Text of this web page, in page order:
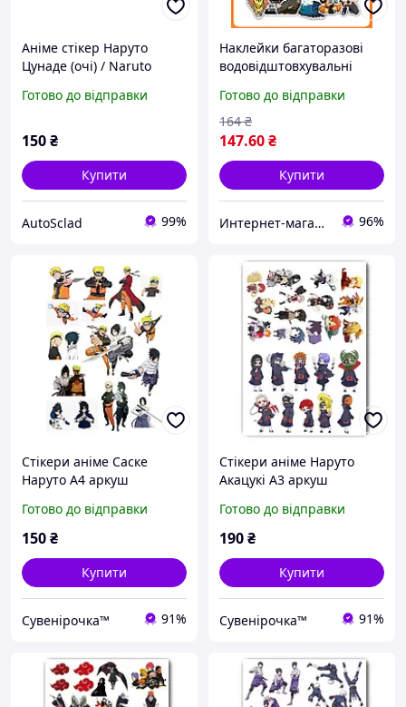
Аніме стікер Наруто
Цунаде (очі) / Naruto
Готово до відправки
150₴
Купити
AutoSclad 99%
Наклейки багаторазові
водовідштовхувальні
Наруто Аніме -50шт
стікербомбінг (II) 20379
Готово до відправки
147.60₴
164 ₴
Купити
Интернет-магазин "Korni" 96%
Стікери аніме Саске
Наруто А4 аркуш
Готово до відправки
150₴
Купити
Сувенірочка™ 91%
Стікери аніме Наруто
Акацукі А3 аркуш
Готово до відправки
190₴
Купити
Сувенірочка™ 91%